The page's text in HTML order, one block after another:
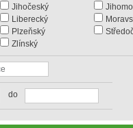
Jihočeský
Liberecký
Plzeňský
Zlínský
do